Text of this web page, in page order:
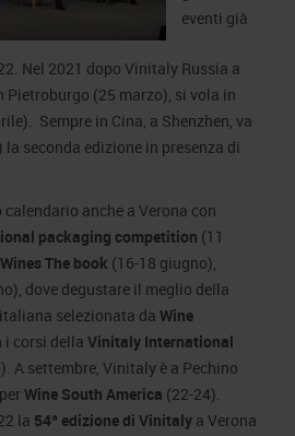
eventi già
Nel 2021 dopo Vinitaly Russia a
Pietroburgo (25 marzo), si vola in
Sempre in Cina, a Shenzhen, va
seconda edizione in presenza di
anche a Verona con
packaging competition (11
The book (16-18 giugno),
dove degustare il meglio della
selezionata da Wine
i corsi della Vinitaly International
A settembre, Vinitaly è a Pechino
Wine South America (22-24).
la 54ª edizione di Vinitaly a Verona